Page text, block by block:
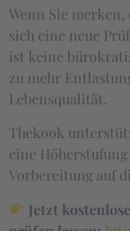
Wenn Sie
sich eine neue
ist keine
zu mehr
Lebensqualität.
Thekook
eine
Vorbereitung auf
Jetzt